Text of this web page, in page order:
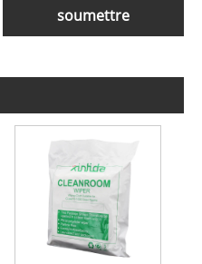
soumettre